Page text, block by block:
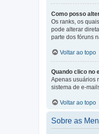
Como posso
Os ranks, os
pode alterar
parte dos fóruns
Voltar ao topo
Quando clico no
Apenas usuários
sistema de e-
Voltar ao topo
Sobre as